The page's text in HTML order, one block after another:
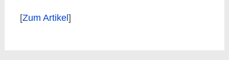
[Zum Artikel ]